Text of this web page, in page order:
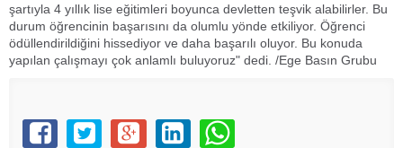
şartıyla 4 yıllık lise eğitimleri boyunca devletten teşvik alabilirler. Bu
durum öğrencinin başarısını da olumlu yönde etkiliyor. Öğrenci
ödüllendirildiğini hissediyor ve daha başarılı oluyor. Bu konuda
yapılan çalışmayı çok anlamlı buluyoruz" dedi. /Ege Basın Grubu